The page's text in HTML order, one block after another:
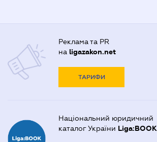
Реклама та PR
на ligazakon.net
ТАРИФИ
Національний юридичний
каталог України Liga:BOOK